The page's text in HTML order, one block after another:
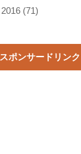
2016 (71)
スポンサードリンク